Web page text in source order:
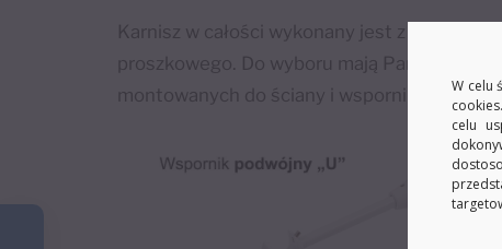
Karnisz w całości wykonany jest z metalu
proszkowego. Do wyboru mają Państwo dwa
montowanych do ściany i wspornik sufitowy.
W celu
celu